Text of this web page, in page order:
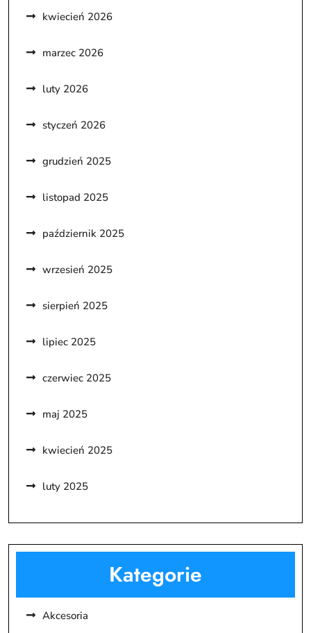
kwiecień 2026
marzec 2026
luty 2026
styczeń 2026
grudzień 2025
listopad 2025
październik 2025
wrzesień 2025
sierpień 2025
lipiec 2025
czerwiec 2025
maj 2025
kwiecień 2025
luty 2025
Kategorie
Akcesoria